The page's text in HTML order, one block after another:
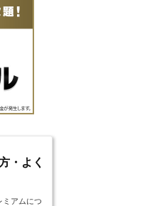
・よく
ミアムにつ